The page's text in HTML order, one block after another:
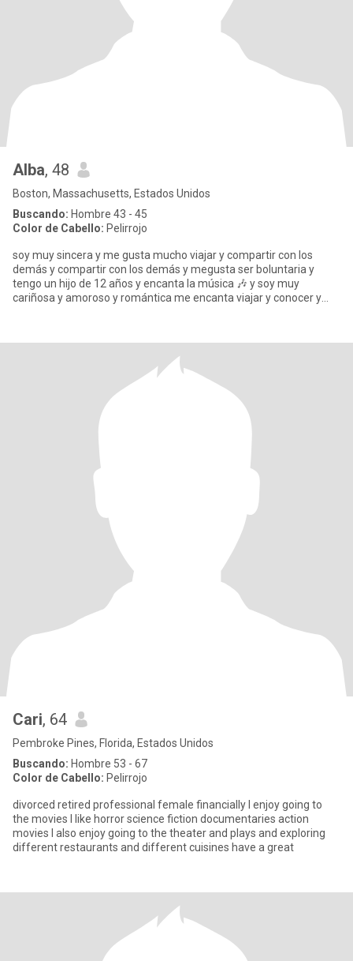
Alba, 48
Boston, Massachusetts, Estados Unidos
Buscando: Hombre 43 - 45
Color de Cabello: Pelirrojo
soy muy sincera y me gusta mucho viajar y compartir con los
demás y compartir con los demás y megusta ser boluntaria y
tengo un hijo de 12 años y encanta la música 🎶 y soy muy
cariñosa y amoroso y romántica me encanta viajar y conocer y
Cari, 64
Pembroke Pines, Florida, Estados Unidos
Buscando: Hombre 53 - 67
Color de Cabello: Pelirrojo
divorced retired professional female financially I enjoy going to
the movies I like horror science fiction documentaries action
movies I also enjoy going to the theater and plays and exploring
different restaurants and different cuisines have a great